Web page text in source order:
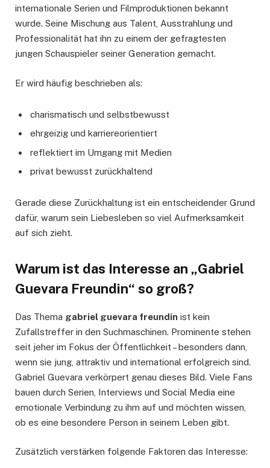
internationale Serien und Filmproduktionen bekannt
wurde. Seine Mischung aus Talent, Ausstrahlung und
Professionalität hat ihn zu einem der gefragtesten
jungen Schauspieler seiner Generation gemacht.
Er wird häufig beschrieben als:
charismatisch und selbstbewusst
ehrgeizig und karriereorientiert
reflektiert im Umgang mit Medien
privat bewusst zurückhaltend
Gerade diese Zurückhaltung ist ein entscheidender Grund
dafür, warum sein Liebesleben so viel Aufmerksamkeit
auf sich zieht.
Warum ist das Interesse an „Gabriel
Guevara Freundin“ so groß?
Das Thema gabriel guevara freundin ist kein
Zufallstreffer in den Suchmaschinen. Prominente stehen
seit jeher im Fokus der Öffentlichkeit – besonders dann,
wenn sie jung, attraktiv und international erfolgreich sind.
Gabriel Guevara verkörpert genau dieses Bild. Viele Fans
bauen durch Serien, Interviews und Social Media eine
emotionale Verbindung zu ihm auf und möchten wissen,
ob es eine besondere Person in seinem Leben gibt.
Zusätzlich verstärken folgende Faktoren das Interesse: